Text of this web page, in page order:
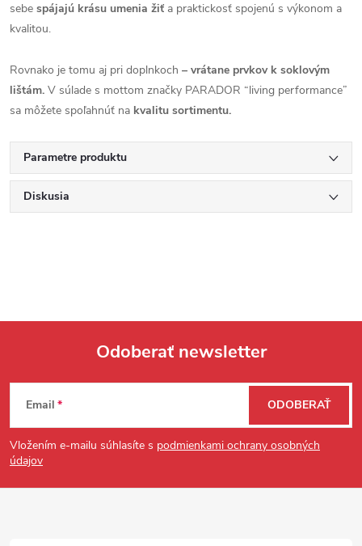
sebe spájajú krásu umenia žiť a praktickosť spojenú s výkonom a
kvalitou.
Rovnako je tomu aj pri doplnkoch – vrátane prvkov k soklovým
lištám. V súlade s mottom značky PARADOR “living performance”
sa môžete spoľahnúť na kvalitu sortimentu.
Parametre produktu
Diskusia
Zápätie
Odoberať newsletter
Email
Vložením e-mailu súhlasíte s podmienkami ochrany osobných
údajov
ODOBERAŤ